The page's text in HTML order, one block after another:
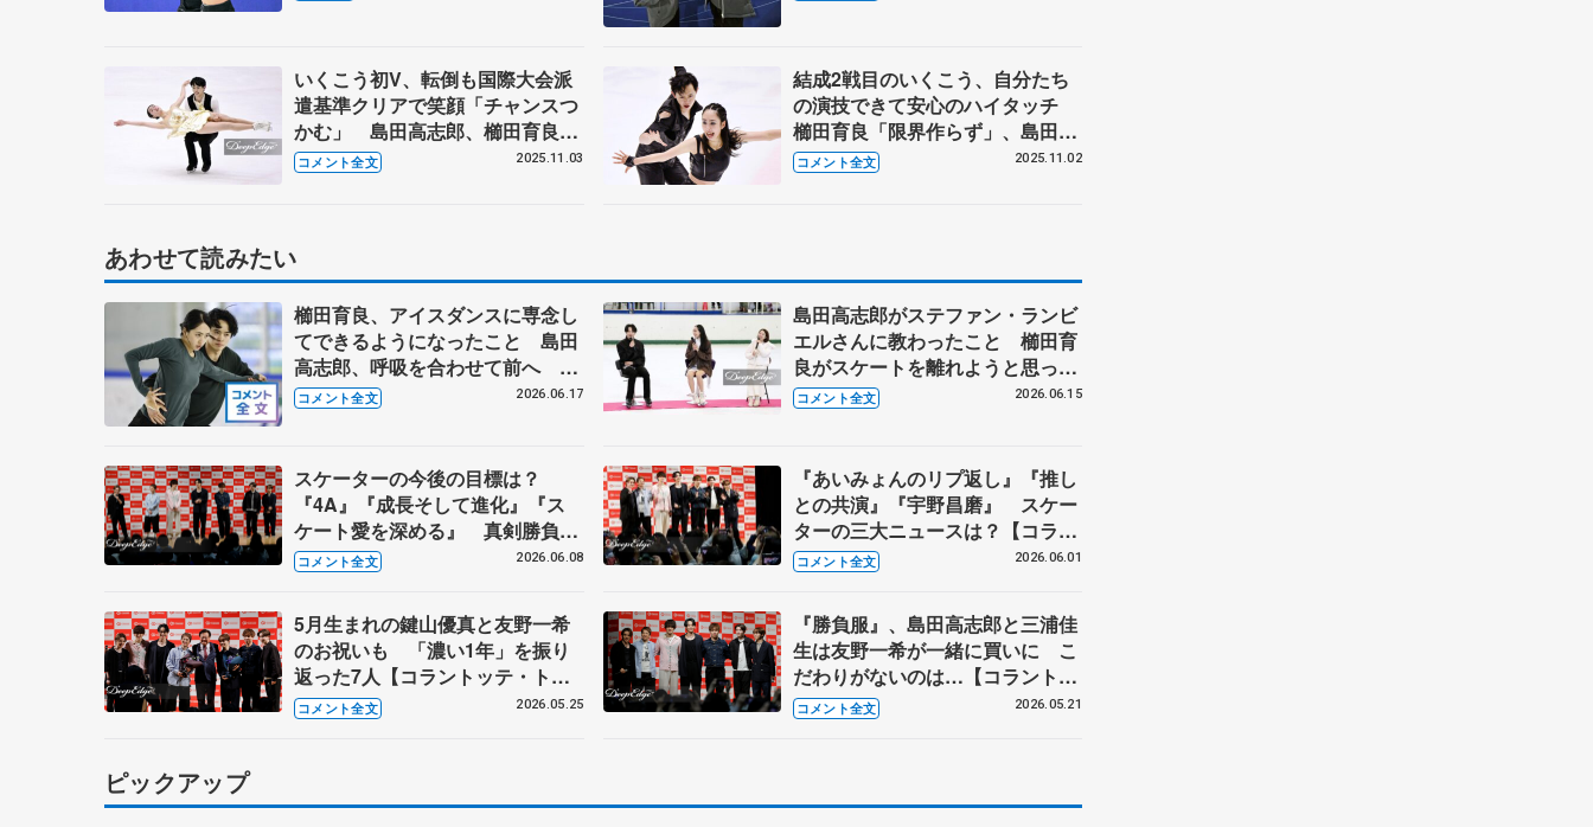
いくこう初V、転倒も国際大会派
遣基準クリアで笑顔「チャンスつ
かむ」 島田高志郎、櫛田育良の
声かけで立て直し「育良ちゃん度
コメント全文 2025.11.03
結成2戦目のいくこう、自分たち
の演技できて安心のハイタッチ
櫛田育良「限界作らず」、島田高
志郎「一緒に頑張るのが魅力」
コメント全文 2025.11.02
あわせて読みたい
櫛田育良、アイスダンスに専念し
てできるようになったこと 島田
高志郎、呼吸を合わせて前へ
【木下グループ/アカデミー練習公
コメント全文 2026.06.17
島田高志郎がステファン・ランビ
エルさんに教わったこと 櫛田育
良がスケートを離れようと思った
時 【イヨテツスポーツセンター
コメント全文 2026.06.15
スケーターの今後の目標は？
『4A』『成長そして進化』『ス
ケート愛を深める』 真剣勝負の
ゲームコーナーも【コラントッ
コメント全文 2026.06.08
『あいみょんのリプ返し』『推し
との共演』『宇野昌磨』 スケー
ターの三大ニュースは？【コラン
トッテ・トークイベント③】
コメント全文 2026.06.01
5月生まれの鍵山優真と友野一希
のお祝いも 「濃い1年」を振り
返った7人【コラントッテ・トー
クイベント②】
コメント全文 2026.05.25
『勝負服』、島田高志郎と三浦佳
生は友野一希が一緒に買いに こ
だわりがないのは…【コラントッ
テ・トークイベント①】
コメント全文 2026.05.21
ピックアップ